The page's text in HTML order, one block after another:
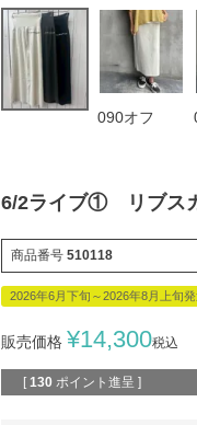
090オフ
6/2ライブ① リブス
商品番号 510118
2026年6月下旬～2026年8月上旬
販売価格 ¥14,300税込
[ 130 ポイント進呈 ]